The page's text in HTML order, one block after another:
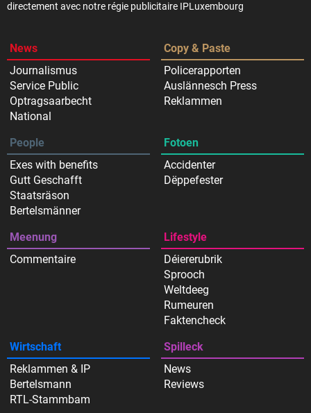
directement avec notre régie publicitaire IPLuxembourg
News
Journalismus
Service Public
Optragsaarbecht
National
Copy & Paste
Policerapporten
Auslännesch Press
Reklammen
People
Exes with benefits
Gutt Geschafft
Staatsräson
Bertelsmänner
Fotoen
Accidenter
Dëppefester
Meenung
Commentaire
Lifestyle
Déiererubrik
Sprooch
Weltdeeg
Rumeuren
Faktencheck
Wirtschaft
Reklammen & IP
Bertelsmann
RTL-Stammbam
Spilleck
News
Reviews